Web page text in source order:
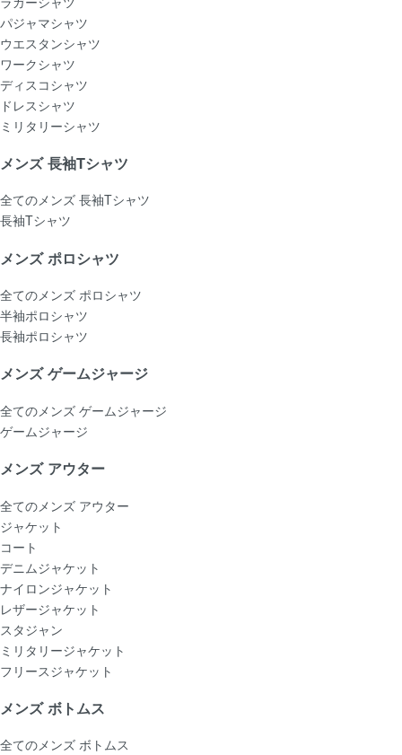
パジャマシャツ
ウエスタンシャツ
ワークシャツ
ディスコシャツ
ドレスシャツ
ミリタリーシャツ
メンズ 長袖Tシャツ
全てのメンズ 長袖Tシャツ
長袖Tシャツ
メンズ ポロシャツ
全てのメンズ ポロシャツ
半袖ポロシャツ
長袖ポロシャツ
メンズ ゲームジャージ
全てのメンズ ゲームジャージ
ゲームジャージ
メンズ アウター
全てのメンズ アウター
ジャケット
コート
デニムジャケット
ナイロンジャケット
レザージャケット
スタジャン
ミリタリージャケット
フリースジャケット
メンズ ボトムス
全てのメンズ ボトムス